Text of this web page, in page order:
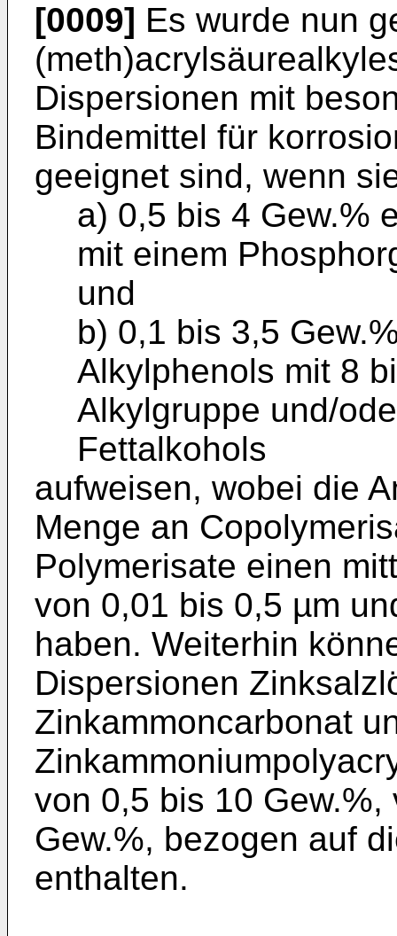
[0009] Es wurde nun
Dispersionen mit
Bindemittel für
geeignet sind, wenn
a) 0,5 bis 4 Gew.%
mit einem
und
b) 0,1 bis 3,5
Alkylphenols mit 8
Alkylgruppe und/
Fettalkohols
aufweisen, wobei die
Menge an
Polymerisate einen
von 0,01 bis 0,5 µm
haben. Weiterhin
Dispersionen
Zinkammoncar­bonat
von 0,5 bis 10
Gew.%, bezogen auf
enthalten.